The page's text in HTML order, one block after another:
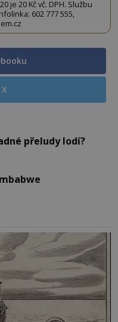
je 20 Kč vč. DPH. Službu
602 777 555,
přeludy lodí?